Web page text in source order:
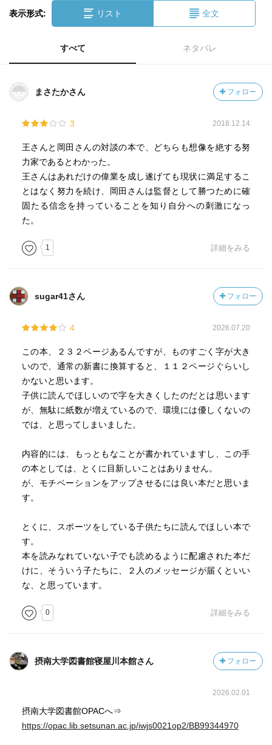
表示形式: リスト 全文
すべて ネタバレ
まさたかさん フォロー
3 2018.12.14
王さんと岡田さんの対談の本で、どちらも想像を絶する努
力家であるとわかった。
王さんはあれだけの偉業を成し遂げても現状に満足するこ
とはなく努力を続け、岡田さんは監督として勝つために確
固たる信念を持っていることを知り自分への刺激になっ
た。
1 詳細をみる
sugar41さん フォロー
4 2026.07.20
この本、２３２ページあるんですが、ものすごく字が大き
いので、通常の新書に換算すると、１１２ページぐらいし
かないと思います。
子供に読んでほしいので字を大きくしたのだとは思います
が、無駄に紙数が増えているので、環境には優しくないの
では、と思ってしまいました。
内容的には、もっともなことが書かれていますし、この手
の本としては、とくに目新しいことはありません。
が、モチベーションをアップさせるには良い本だと思いま
す。
とくに、スポーツをしている子供たちに読んでほしい本で
す。
本を読みなれていない子でも読めるように配慮された本だ
けに、そういう子たちに、２人のメッセージが届くといい
な、と思っています。
0 詳細をみる
摂南大学図書館寝屋川本館さん フォロー
2026.02.01
摂南大学図書館OPACへ⇒
https://opac.lib.setsunan.ac.jp/iwjs0021op2/BB99344970